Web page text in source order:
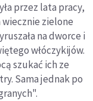
przez lata pracy,
wiecznie zielone
na dworce i
włóczykijów.
szukać ich ze
Sama jednak po